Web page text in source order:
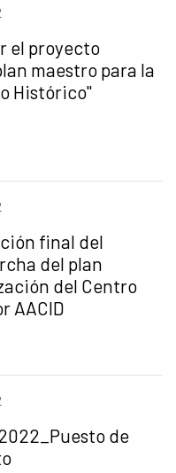
el proyecto
maestro para la
Histórico"
final del
del plan
del Centro
AACID
de